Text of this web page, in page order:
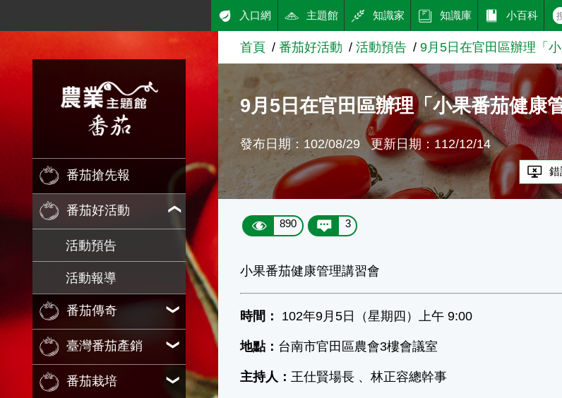
農業知識入口網
番茄搶先報
番茄好活動
活動預告
活動報導
番茄傳奇
臺灣番茄產銷
番茄栽培
入口網 主題館 知識家 知識庫 小百科
首頁 番茄好活動 活動預告 9月5日在官田區辦理「
9月5日在官田區辦理「小果番茄健康
發布日期：102/08/29 更新日期：112/12/14
錯
890 3
小果番茄健康管理講習會
時間： 102年9月5日（星期四）上午 9:00
地點： 台南市官田區農會3樓會議室
主持人：王仕賢場長 、林正容總幹事